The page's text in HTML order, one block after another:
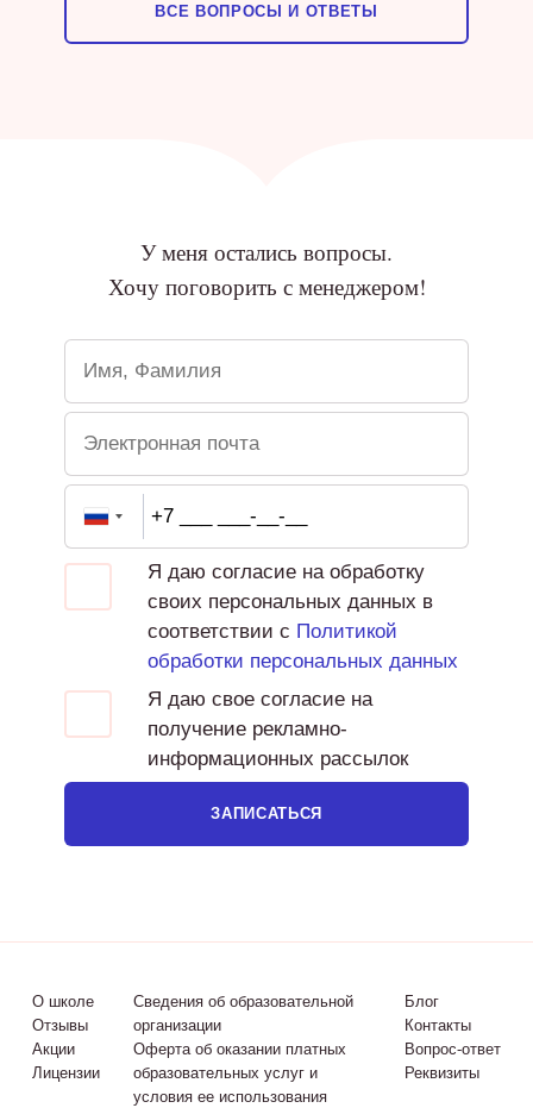
ВСЕ ВОПРОСЫ И ОТВЕТЫ
У меня остались вопросы.
Хочу поговорить с менеджером!
Я даю согласие на обработку
своих персональных данных в
соответствии с Политикой
обработки персональных данных
Я даю свое согласие на
получение рекламно-
информационных рассылок
ЗАПИСАТЬСЯ
О школе
Отзывы
Акции
Лицензии
Сведения об образовательной
организации
Оферта об оказании платных
образовательных услуг и
условия ее использования
Блог
Контакты
Вопрос-ответ
Реквизиты